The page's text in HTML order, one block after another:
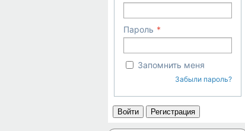
Пароль
Запомнить меня
Забыли пароль?
Войти Регистрация